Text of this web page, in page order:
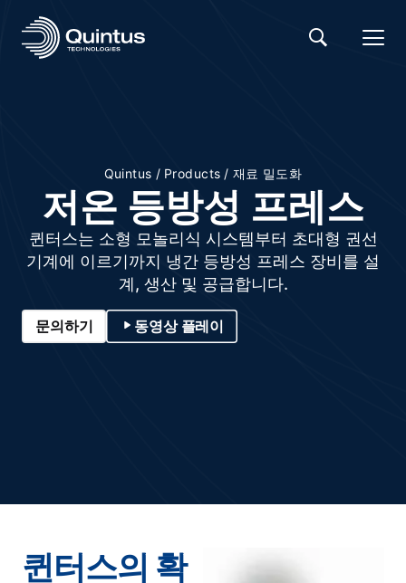
Quintus / Products / 재료 밀도화
저온 등방성 프레스
퀸터스는 소형 모놀리식 시스템부터 초대형 권선
기계에 이르기까지 냉간 등방성 프레스 장비를 설
계, 생산 및 공급합니다.
문의하기 동영상 플레이
퀸터스의 확